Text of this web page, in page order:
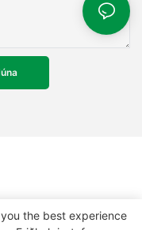
the best experience